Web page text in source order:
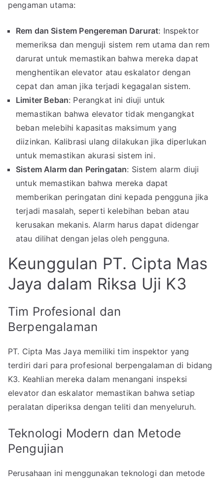
pengaman utama:
Rem dan Sistem Pengereman Darurat: Inspektor
memeriksa dan menguji sistem rem utama dan rem
darurat untuk memastikan bahwa mereka dapat
menghentikan elevator atau eskalator dengan
cepat dan aman jika terjadi kegagalan sistem.
Limiter Beban: Perangkat ini diuji untuk
memastikan bahwa elevator tidak mengangkat
beban melebihi kapasitas maksimum yang
diizinkan. Kalibrasi ulang dilakukan jika diperlukan
untuk memastikan akurasi sistem ini.
Sistem Alarm dan Peringatan: Sistem alarm diuji
untuk memastikan bahwa mereka dapat
memberikan peringatan dini kepada pengguna jika
terjadi masalah, seperti kelebihan beban atau
kerusakan mekanis. Alarm harus dapat didengar
atau dilihat dengan jelas oleh pengguna.
Keunggulan PT. Cipta Mas
Jaya dalam Riksa Uji K3
Tim Profesional dan
Berpengalaman
PT. Cipta Mas Jaya memiliki tim inspektor yang
terdiri dari para profesional berpengalaman di bidang
K3. Keahlian mereka dalam menangani inspeksi
elevator dan eskalator memastikan bahwa setiap
peralatan diperiksa dengan teliti dan menyeluruh.
Teknologi Modern dan Metode
Pengujian
Perusahaan ini menggunakan teknologi dan metode